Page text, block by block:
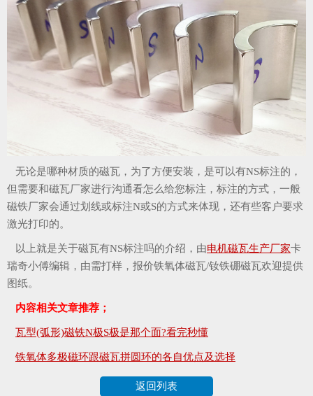
无论是哪种材质的磁瓦，为了方便安装，是可以有NS标注的，
但需要和磁瓦厂家进行沟通看怎么给您标注，标注的方式，一般
磁铁厂家会通过划线或标注N或S的方式来体现，还有些客户要求
激光打印的。
以上就是关于磁瓦有NS标注吗的介绍，由电机磁瓦生产厂家卡
瑞奇小傅编辑，由需打样，报价铁氧体磁瓦/钕铁硼磁瓦欢迎提供
图纸。
内容相关文章推荐；
瓦型(弧形)磁铁N极S极是那个面?看完秒懂
铁氧体多极磁环跟磁瓦拼圆环的各自优点及选择
返回列表